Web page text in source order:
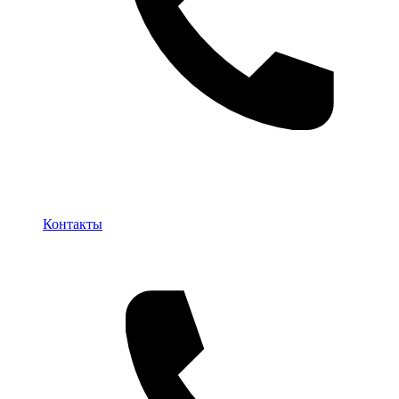
Контакты
Контакты